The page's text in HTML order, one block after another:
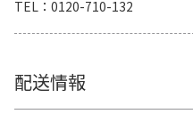
TEL
0120-710-132
配送情報